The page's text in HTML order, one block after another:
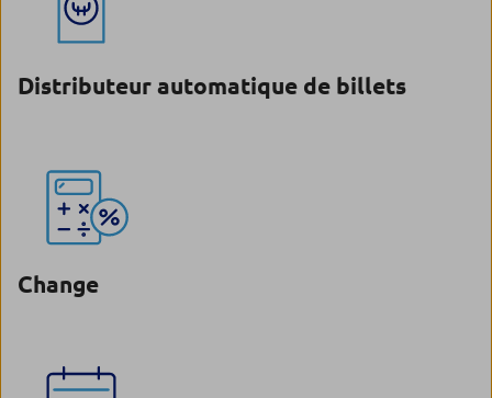
Distributeur automatique de billets
Change